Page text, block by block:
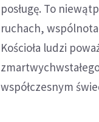
posługę. To
ruchach,
Kościoła ludzi
współczesnym